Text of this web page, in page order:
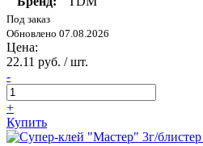
Под заказ
Обновлено 07.08.2026
Цена:
22.11 руб. / шт.
-
+
Купить